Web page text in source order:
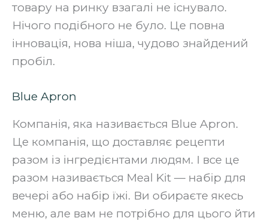
товару на ринку взагалі не існувало.
Нічого подібного не було. Це повна
інновація, нова ніша, чудово знайдений
пробіл.‍
Blue Apron
Компанія, яка називається Blue Apron.
Це компанія, що доставляє рецепти
разом із інгредієнтами людям. І все це
разом називається Meal Kit — набір для
вечері або набір їжі. Ви обираєте якесь
меню, але вам не потрібно для цього йти